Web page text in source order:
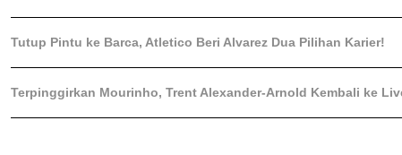
Tutup Pintu ke Barca, Atletico Beri Alvarez Dua Pilihan Karier!
Terpinggirkan Mourinho, Trent Alexander-Arnold Kembali ke